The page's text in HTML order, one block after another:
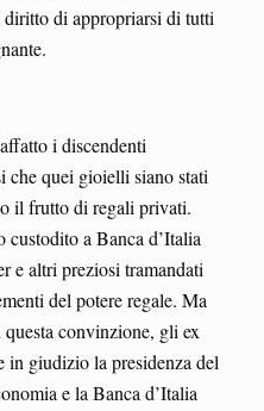
di appropriarsi di tutti
i discendenti
che quei gioielli siano stati
il frutto di regali privati.
custodito a Banca d’Italia
e altri preziosi tramandati
del potere regale. Ma
convinzione, gli ex
in giudizio la presidenza del
e la Banca d’Italia